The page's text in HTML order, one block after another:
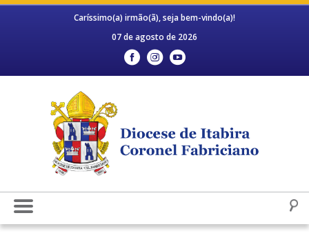
Caríssimo(a) irmão(ã), seja bem-vindo(a)!
07 de agosto de 2026